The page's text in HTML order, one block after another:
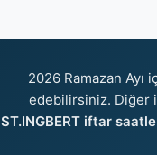
2026 Ramazan Ayı
edebilirsiniz. Diğer
ST.INGBERT iftar